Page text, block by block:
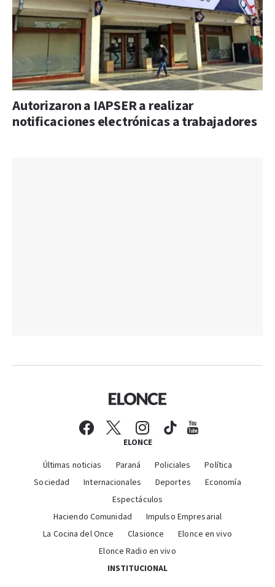
Autorizaron a IAPSER a realizar
notificaciones electrónicas a trabajadores
ELONCE
Últimas noticias Paraná Policiales
Política
Sociedad
Internacionales Deportes
Economía
Espectáculos
Haciendo Comunidad
Impulso Empresarial
La Cocina del Once
Clasionce
Elonce en vivo
Elonce Radio en vivo
INSTITUCIONAL